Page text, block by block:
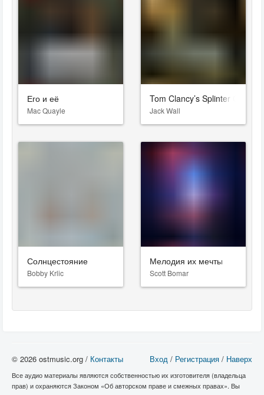
Его и её
Mac Quayle
Tom Clancy’s Splinter Cell:
Jack Wall
Солнцестояние
Bobby Krlic
Мелодия их мечты
Scott Bomar
Вход / Регистрация / Наверх
© 2026 ostmusic.org / Контакты
Все аудио материалы являются собственностью их изготовителя (владельца
прав) и охраняются Законом «Об авторском праве и смежных правах». Вы